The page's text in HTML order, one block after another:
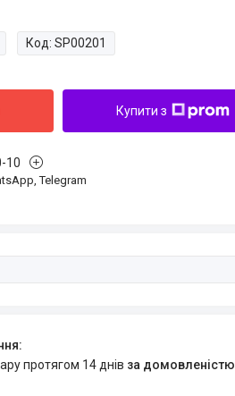
Код: SP00201
Купити з
10
Telegram
протягом 14 днів за домовленістю